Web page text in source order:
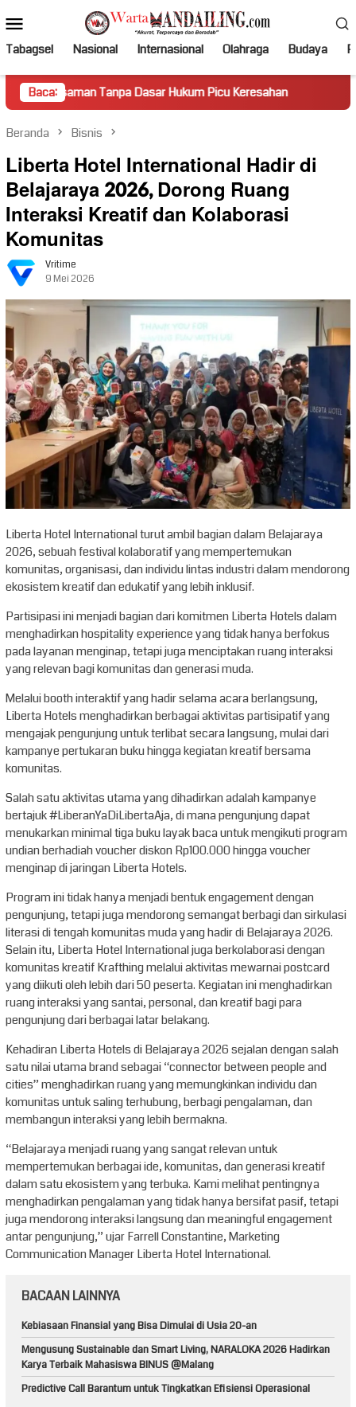
ke
kontenMobile
Tabagsel Nasional Internasional Olahraga Budaya
Baca:
Tanpa Dasar Hukum Picu Keresahan Truk Miring
Beranda Bisnis
Liberta Hotel International Hadir di
Belajaraya 2026, Dorong Ruang
Interaksi Kreatif dan Kolaborasi
Komunitas
Vritime
9 Mei 2026
Liberta Hotel International turut ambil bagian dalam Belajaraya
2026, sebuah festival kolaboratif yang mempertemukan
komunitas, organisasi, dan individu lintas industri dalam mendorong
ekosistem kreatif dan edukatif yang lebih inklusif.
Partisipasi ini menjadi bagian dari komitmen Liberta Hotels dalam
menghadirkan hospitality experience yang tidak hanya berfokus
pada layanan menginap, tetapi juga menciptakan ruang interaksi
yang relevan bagi komunitas dan generasi muda.
Melalui booth interaktif yang hadir selama acara berlangsung,
Liberta Hotels menghadirkan berbagai aktivitas partisipatif yang
mengajak pengunjung untuk terlibat secara langsung, mulai dari
kampanye pertukaran buku hingga kegiatan kreatif bersama
komunitas.
Salah satu aktivitas utama yang dihadirkan adalah kampanye
bertajuk #LiberanYaDiLibertaAja, di mana pengunjung dapat
menukarkan minimal tiga buku layak baca untuk mengikuti program
undian berhadiah voucher diskon Rp100.000 hingga voucher
menginap di jaringan Liberta Hotels.
Program ini tidak hanya menjadi bentuk engagement dengan
pengunjung, tetapi juga mendorong semangat berbagi dan sirkulasi
literasi di tengah komunitas muda yang hadir di Belajaraya 2026.
Selain itu, Liberta Hotel International juga berkolaborasi dengan
komunitas kreatif Krafthing melalui aktivitas mewarnai postcard
yang diikuti oleh lebih dari 50 peserta. Kegiatan ini menghadirkan
ruang interaksi yang santai, personal, dan kreatif bagi para
pengunjung dari berbagai latar belakang.
Kehadiran Liberta Hotels di Belajaraya 2026 sejalan dengan salah
satu nilai utama brand sebagai “connector between people and
cities” menghadirkan ruang yang memungkinkan individu dan
komunitas untuk saling terhubung, berbagi pengalaman, dan
membangun interaksi yang lebih bermakna.
“Belajaraya menjadi ruang yang sangat relevan untuk
mempertemukan berbagai ide, komunitas, dan generasi kreatif
dalam satu ekosistem yang terbuka. Kami melihat pentingnya
menghadirkan pengalaman yang tidak hanya bersifat pasif, tetapi
juga mendorong interaksi langsung dan meaningful engagement
antar pengunjung,” ujar Farrell Constantine, Marketing
Communication Manager Liberta Hotel International.
BACAAN LAINNYA
Kebiasaan Finansial yang Bisa Dimulai di Usia 20-an
Mengusung Sustainable dan Smart Living, NARALOKA 2026 Hadirkan
Karya Terbaik Mahasiswa BINUS @Malang
Predictive Call Barantum untuk Tingkatkan Efisiensi Operasional